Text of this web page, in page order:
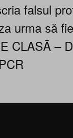
falsul
urma să
CLASĂ –